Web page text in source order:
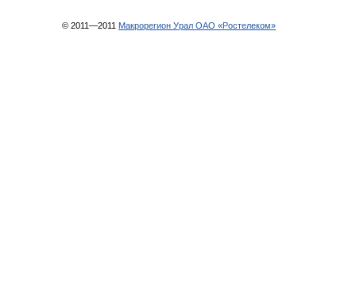
© 2011—2011 Макрорегион Урал ОАО «Ростелеком»